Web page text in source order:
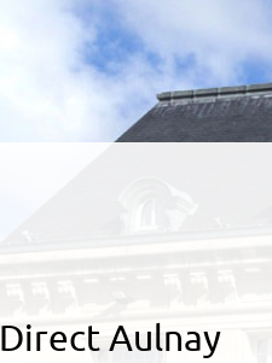
Direct Aulnay